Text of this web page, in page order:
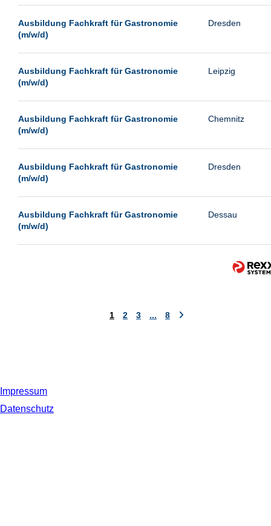
Ausbildung Fachkraft für Gastronomie
(m/w/d)
Dresden
Ausbildung Fachkraft für Gastronomie
(m/w/d)
Leipzig
Ausbildung Fachkraft für Gastronomie
(m/w/d)
Chemnitz
Ausbildung Fachkraft für Gastronomie
(m/w/d)
Dresden
Ausbildung Fachkraft für Gastronomie
(m/w/d)
Dessau
1 2 3 ... 8
Impressum
Datenschutz